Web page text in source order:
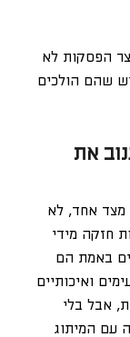
הפסקות לא
שהם הולכים
את
מצד אחד, לא
חזקה מידי
באמת הם
ואיכותיים
אבל בלי
עם המיתוג